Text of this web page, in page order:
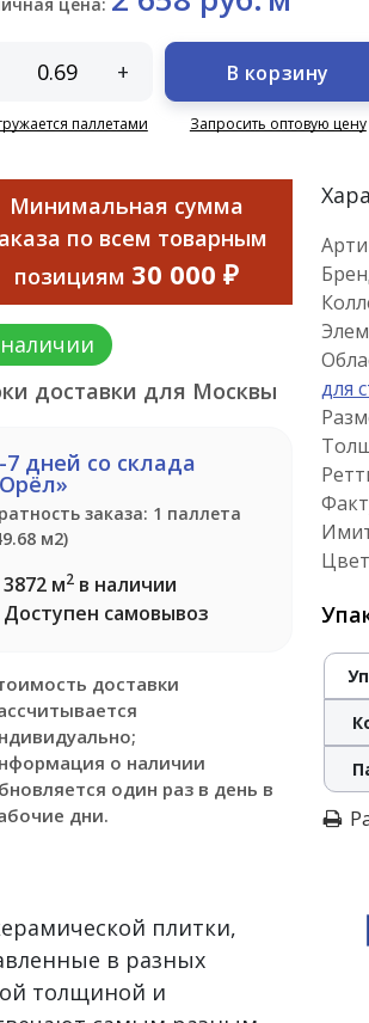
+
паллетами
В корзину
Запросить оптовую цену
Минимальная сумма
по всем товарным
позициям 30 000 ₽
доставки для Москвы
7 дней со склада
заказа: 1 паллета
м2)
3872 м2в наличии
Доступен самовывоз
доставки
о наличии
один раз в день в
дни.
для
плитки,
в разных
толщиной и